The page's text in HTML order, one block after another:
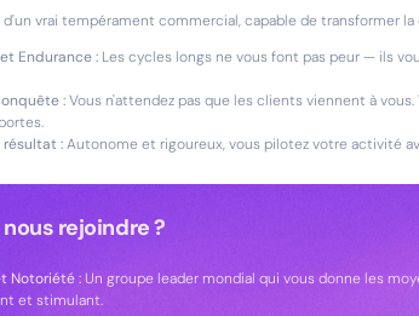
vrai tempérament commercial, capable de transformer
Endurance : Les cycles longs ne vous font pas peur — ils
:Vous n'attendez pas que les clients viennent à
:Autonome et rigoureux, vous pilotez votre activité
rejoindre ?
Notoriété :Un groupe leader mondial qui vous donne les
et stimulant.